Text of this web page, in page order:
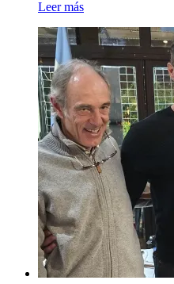
Leer más